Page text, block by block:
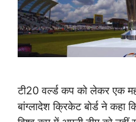
टी20 वर्ल्ड कप को लेकर एक
बांग्लादेश क्रिकेट बोर्ड ने कहा